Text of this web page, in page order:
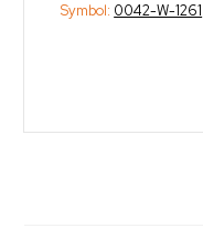
Symbol: 0042-W-1261